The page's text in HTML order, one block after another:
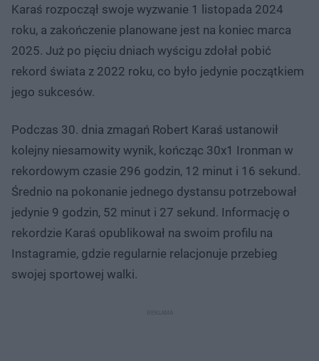
Karaś rozpoczął swoje wyzwanie 1 listopada 2024
roku, a zakończenie planowane jest na koniec marca
2025. Już po pięciu dniach wyścigu zdołał pobić
rekord świata z 2022 roku, co było jedynie początkiem
jego sukcesów.
Podczas 30. dnia zmagań Robert Karaś ustanowił
kolejny niesamowity wynik, kończąc 30x1 Ironman w
rekordowym czasie 296 godzin, 12 minut i 16 sekund.
Średnio na pokonanie jednego dystansu potrzebował
jedynie 9 godzin, 52 minut i 27 sekund. Informację o
rekordzie Karaś opublikował na swoim profilu na
Instagramie, gdzie regularnie relacjonuje przebieg
swojej sportowej walki.